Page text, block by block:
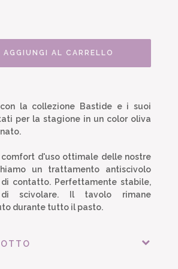
AGGIUNGI AL CARRELLO
la collezione Bastide e i suoi
per la stagione in un color oliva
comfort d'uso ottimale delle nostre
un trattamento antiscivolo
contatto. Perfettamente stabile,
scivolare. Il tavolo rimane
durante tutto il pasto.